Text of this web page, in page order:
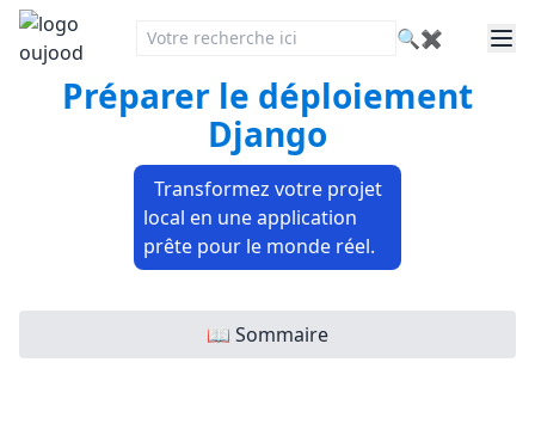
🔍 ✖
Préparer le déploiement
Django
Transformez votre projet
local en une application
prête pour le monde réel.
📖 Sommaire